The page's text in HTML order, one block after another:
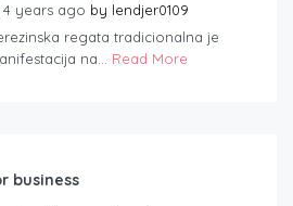
4 years ago by lendjer0109
regata tradicionalna je
na... Read More
business